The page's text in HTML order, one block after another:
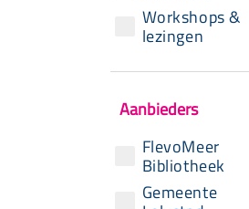
Workshops &
lezingen
Aanbieders
FlevoMeer
Bibliotheek
Gemeente